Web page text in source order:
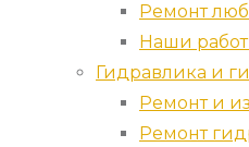
Ремонт
Наши
Гидравлика и
Ремонт и
Ремонт